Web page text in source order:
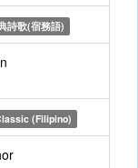
詩歌(宿務語)
(Filipino)